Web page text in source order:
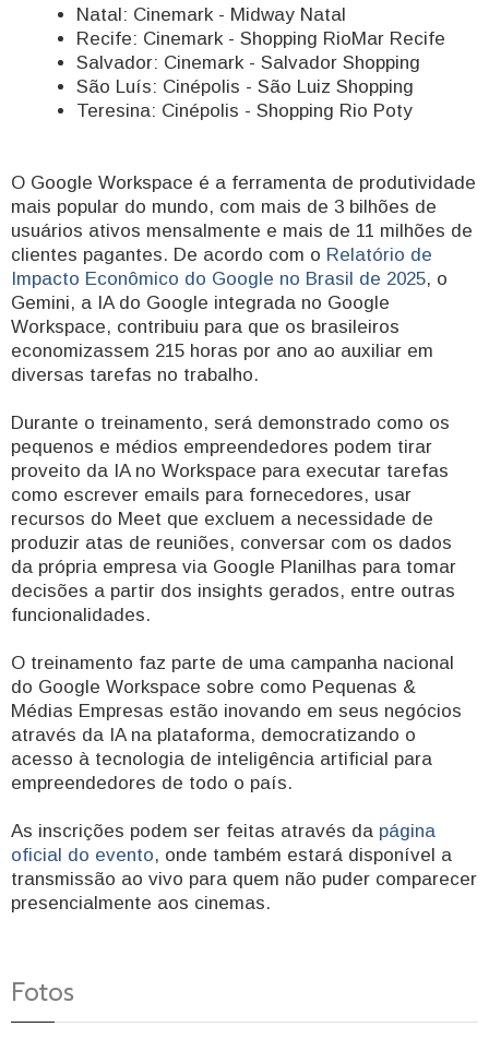
Natal: Cinemark - Midway Natal
Recife: Cinemark - Shopping RioMar Recife
Salvador: Cinemark - Salvador Shopping
São Luís: Cinépolis - São Luiz Shopping
Teresina: Cinépolis - Shopping Rio Poty
O Google Workspace é a ferramenta de produtividade
mais popular do mundo, com mais de 3 bilhões de
usuários ativos mensalmente e mais de 11 milhões de
clientes pagantes. De acordo com o Relatório de
Impacto Econômico do Google no Brasil de 2025, o
Gemini, a IA do Google integrada no Google
Workspace, contribuiu para que os brasileiros
economizassem 215 horas por ano ao auxiliar em
diversas tarefas no trabalho.
Durante o treinamento, será demonstrado como os
pequenos e médios empreendedores podem tirar
proveito da IA no Workspace para executar tarefas
como escrever emails para fornecedores, usar
recursos do Meet que excluem a necessidade de
produzir atas de reuniões, conversar com os dados
da própria empresa via Google Planilhas para tomar
decisões a partir dos insights gerados, entre outras
funcionalidades.
O treinamento faz parte de uma campanha nacional
do Google Workspace sobre como Pequenas &
Médias Empresas estão inovando em seus negócios
através da IA na plataforma, democratizando o
acesso à tecnologia de inteligência artificial para
empreendedores de todo o país.
As inscrições podem ser feitas através da página
oficial do evento, onde também estará disponível a
transmissão ao vivo para quem não puder comparecer
presencialmente aos cinemas.
Fotos